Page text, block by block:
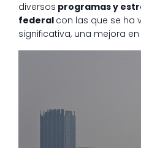
diversos programas y
federal con las que se ha
significativa, una mejora